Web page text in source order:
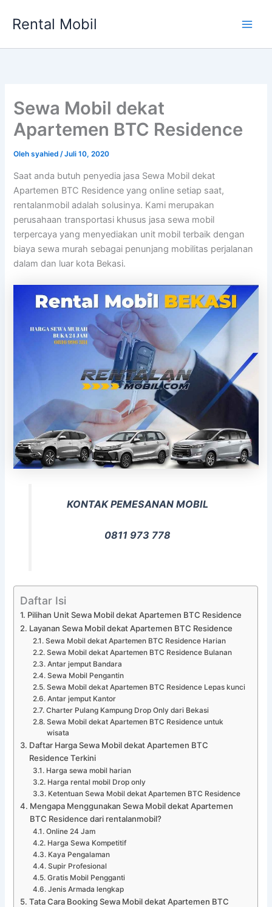
Rental Mobil
Sewa Mobil dekat
Apartemen BTC Residence
Olehsyahied/Juli 10, 2020
Saat anda butuh penyedia jasa Sewa Mobil dekat
Apartemen BTC Residence yang online setiap saat,
rentalanmobil adalah solusinya. Kami merupakan
perusahaan transportasi khusus jasa sewa mobil
terpercaya yang menyediakan unit mobil terbaik dengan
biaya sewa murah sebagai penunjang mobilitas perjalanan
dalam dan luar kota Bekasi.
KONTAK PEMESANAN MOBIL
0811 973 778
Daftar Isi
Pilihan Unit Sewa Mobil dekat Apartemen BTC Residence
Layanan Sewa Mobil dekat Apartemen BTC Residence
Sewa Mobil dekat Apartemen BTC Residence Harian
Sewa Mobil dekat Apartemen BTC Residence Bulanan
Antar jemput Bandara
Sewa Mobil Pengantin
Sewa Mobil dekat Apartemen BTC Residence Lepas kunci
Antar jemput Kantor
Charter Pulang Kampung Drop Only dari Bekasi
Sewa Mobil dekat Apartemen BTC Residence untuk
wisata
Daftar Harga Sewa Mobil dekat Apartemen BTC
Residence Terkini
Harga sewa mobil harian
Harga rental mobil Drop only
Ketentuan Sewa Mobil dekat Apartemen BTC Residence
Mengapa Menggunakan Sewa Mobil dekat Apartemen
BTC Residence dari rentalanmobil?
Online 24 Jam
Harga Sewa Kompetitif
Kaya Pengalaman
Supir Profesional
Gratis Mobil Pengganti
Jenis Armada lengkap
Tata Cara Booking Sewa Mobil dekat Apartemen BTC